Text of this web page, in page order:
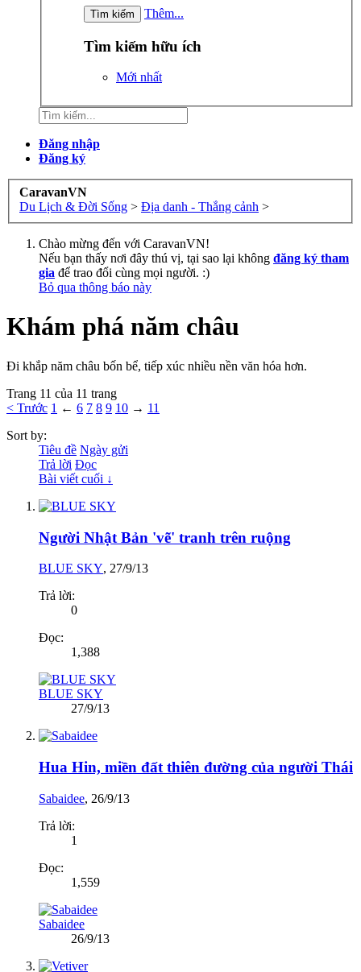
Thêm...
Tìm kiếm hữu ích
Mới nhất
Đăng nhập
Đăng ký
CaravanVN
Du Lịch & Đời Sống > Địa danh - Thắng cảnh >
Chào mừng đến với CaravanVN!
Nếu bạn thấy nơi đây thú vị, tại sao lại không đăng ký tham
gia để trao đổi cùng mọi người. :)
Bỏ qua thông báo này
Khám phá năm châu
Đi khắp năm châu bốn bể, tiếp xúc nhiều nền văn hóa hơn.
Trang 11 của 11 trang
< Trước 1 ← 6 7 8 9 10 → 11
Sort by:
Tiêu đề Ngày gửi
Trả lời Đọc
Bài viết cuối ↓
Người Nhật Bản 'vẽ' tranh trên ruộng
BLUE SKY, 27/9/13
Trả lời:
0
Đọc:
1,388
BLUE SKY
27/9/13
Hua Hin, miền đất thiên đường của người Thái
Sabaidee, 26/9/13
Trả lời:
1
Đọc:
1,559
Sabaidee
26/9/13